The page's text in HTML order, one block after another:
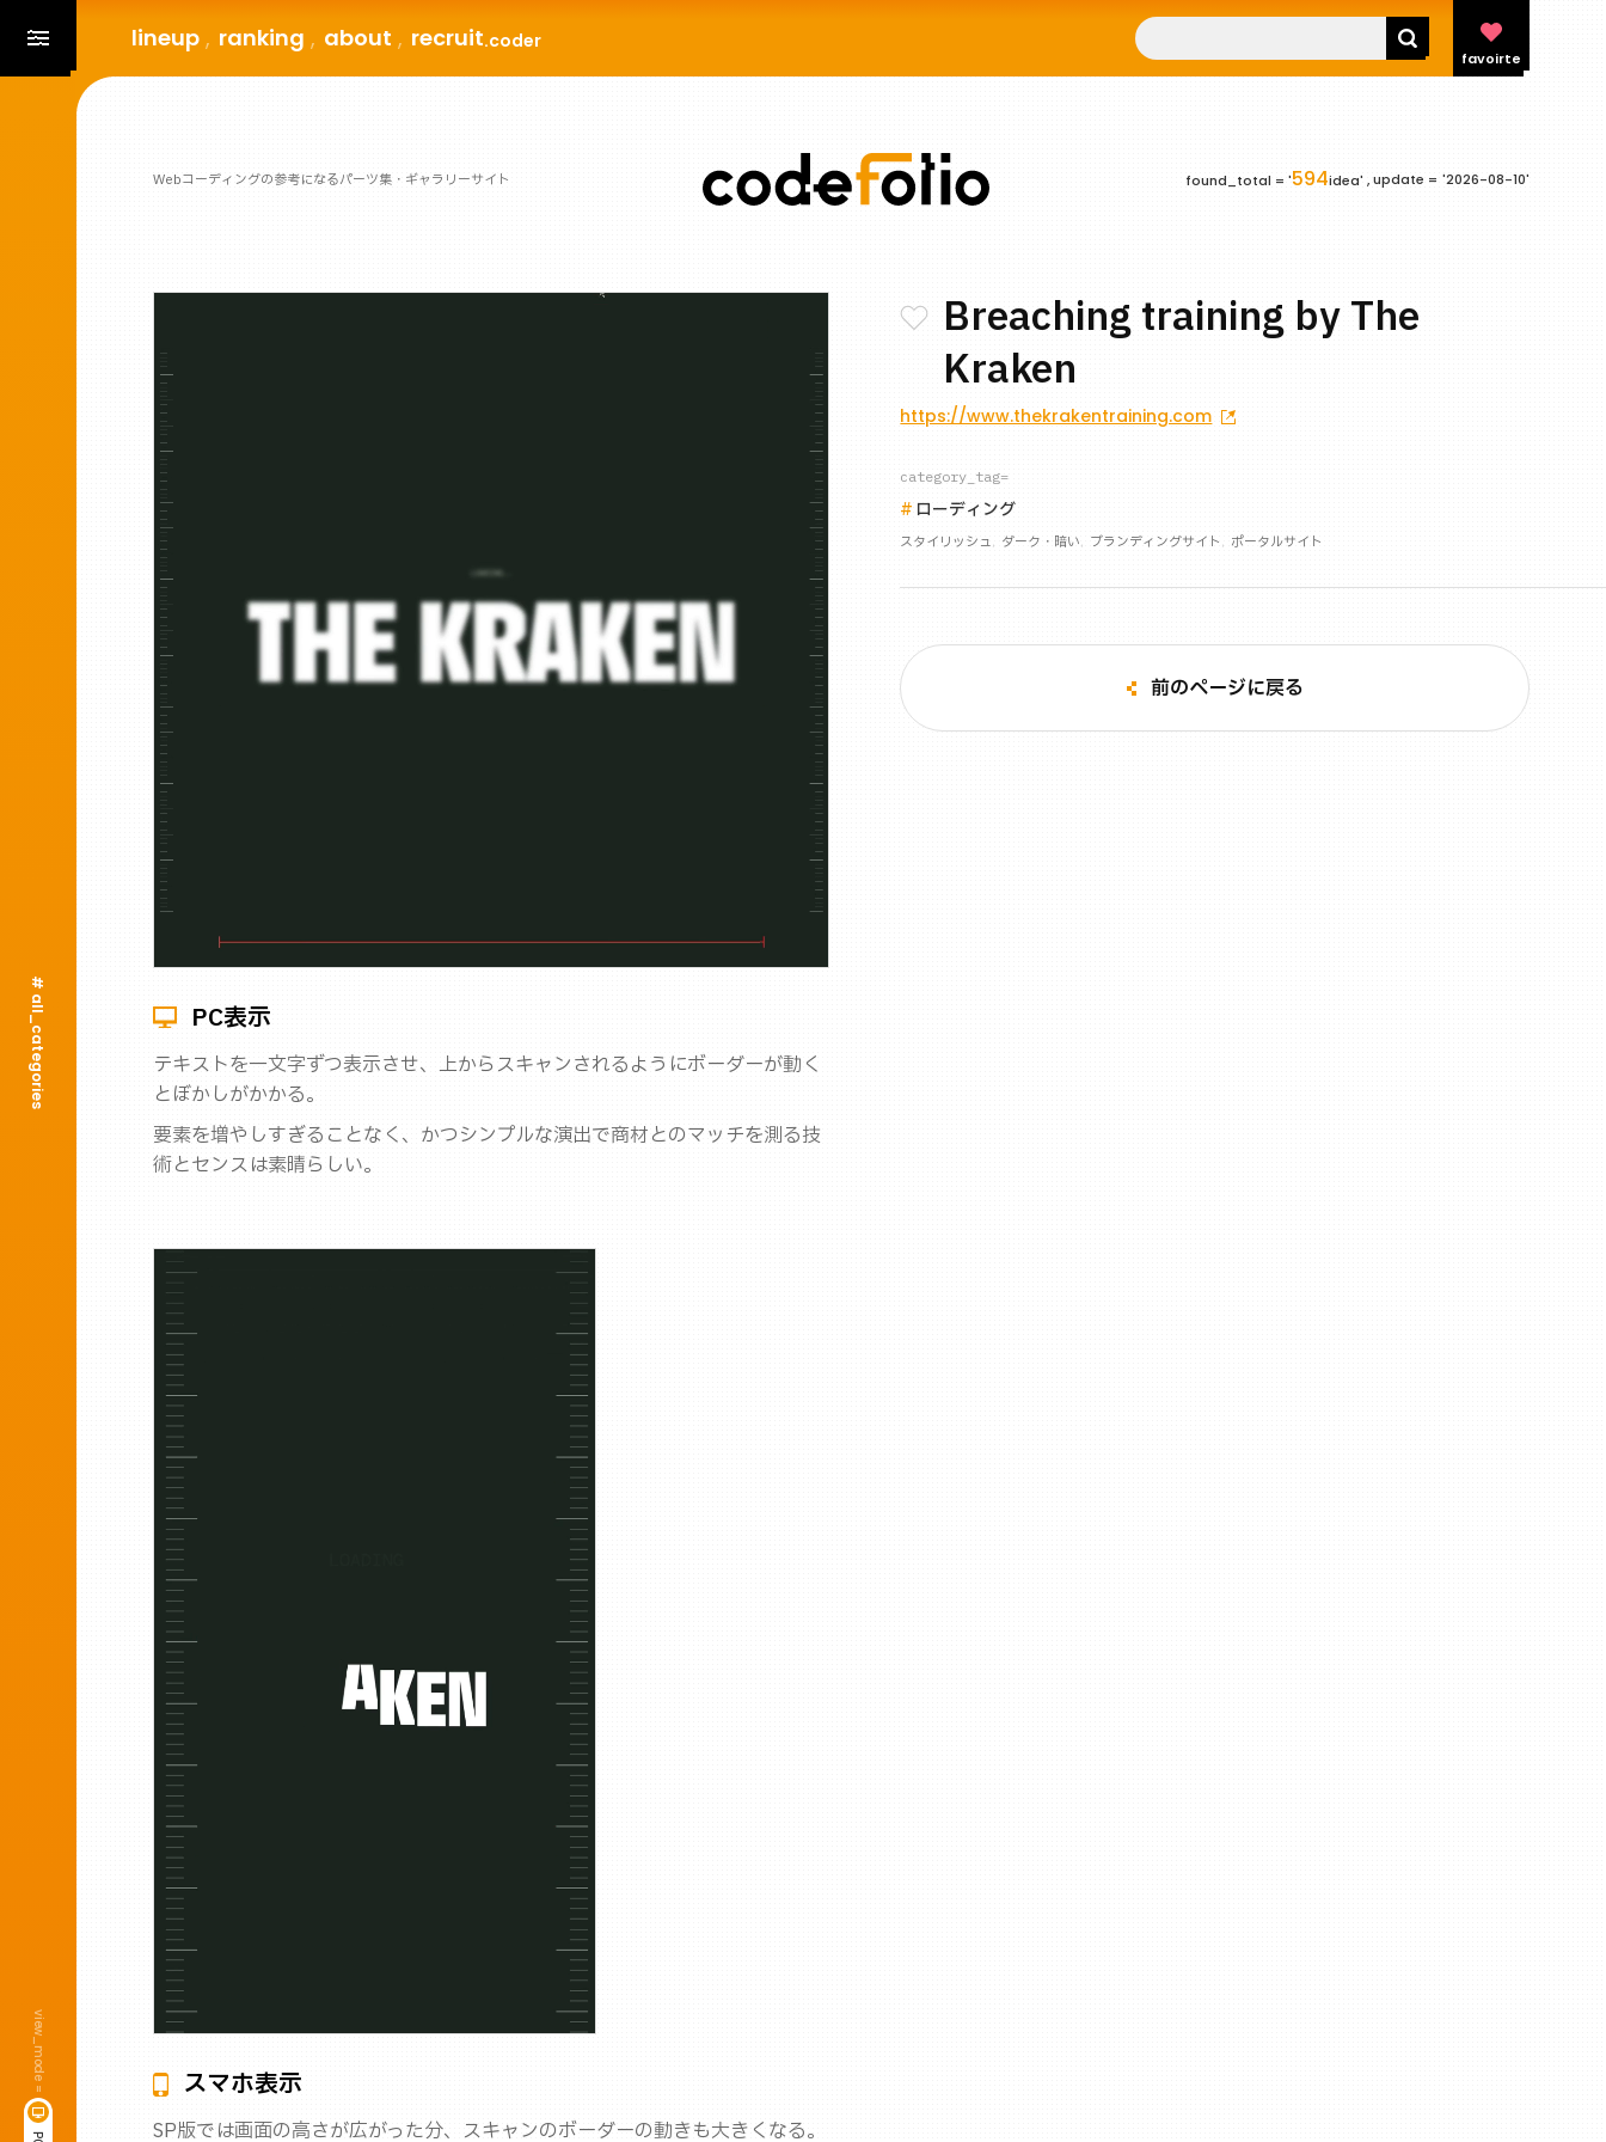
Webコーディングの参考になるパーツ集・ギャラリーサイト found_total = '594idea' ,update ='2026-08-10'
lineup ranking about recruit.coder
favoirte
# all_categories
view_mode =
P
PC表示
テキストを一文字ずつ表示させ、上からスキャンされるようにボーダーが動く
とぼかしがかかる。
要素を増やしすぎることなく、かつシンプルな演出で商材とのマッチを測る技
術とセンスは素晴らしい。
スマホ表示
SP版では画面の高さが広がった分、スキャンのボーダーの動きも大きくなる。
Breaching training by The
Kraken
https://www.thekrakentraining.com
category_tag=
ローディング
スタイリッシュ ダーク・暗い ブランディングサイト ポータルサイト
前のページに戻る